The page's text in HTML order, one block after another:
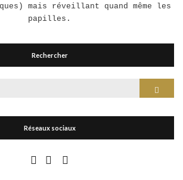
mais réveillant quand même les
papilles.
Rechercher
Réseaux sociaux